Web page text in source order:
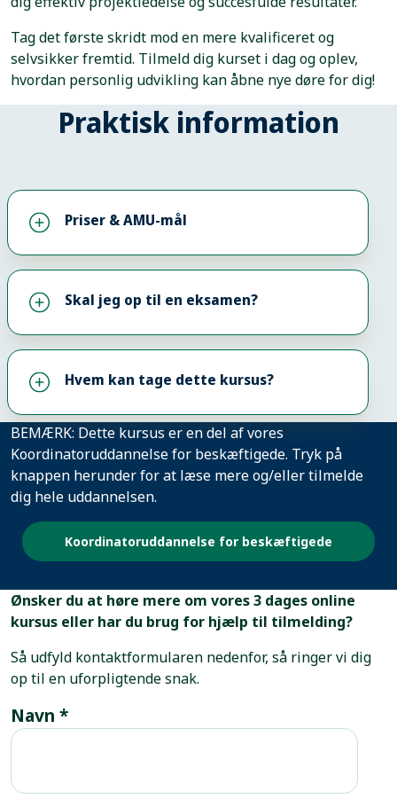
Tag det første skridt mod en mere kvalificeret og
selvsikker fremtid. Tilmeld dig kurset i dag og oplev,
hvordan personlig udvikling kan åbne nye døre for dig!
Praktisk information
Priser & AMU-mål
Skal jeg op til en eksamen?
Hvem kan tage dette kursus?
BEMÆRK: Dette kursus er en del af vores
Koordinatoruddannelse for beskæftigede. Tryk på
knappen herunder for at læse mere og/eller tilmelde
dig hele uddannelsen.
Koordinatoruddannelse for beskæftigede
Ønsker du at høre mere om vores 3 dages online
kursus eller har du brug for hjælp til tilmelding?
Så udfyld kontaktformularen nedenfor, så ringer vi dig
op til en uforpligtende snak.
Navn *